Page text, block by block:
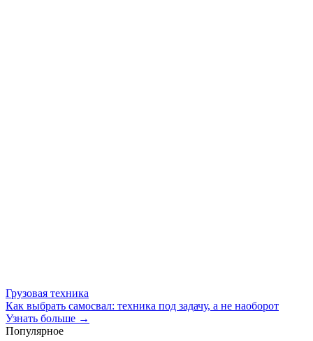
Грузовая техника
Как выбрать самосвал: техника под задачу, а не наоборот
Узнать больше →
Популярное